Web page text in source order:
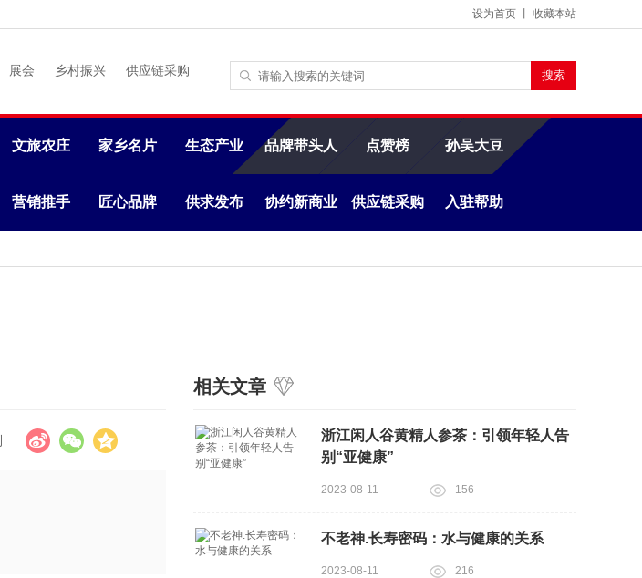
设为首页 收藏本站
展会 乡村振兴 供应链采购
文旅农庄 家乡名片 生态产业 品牌带头人 点赞榜 孙吴大豆
营销推手 匠心品牌 供求发布 协约新商业 供应链采购 入驻帮助
相关文章
浙江闲人谷黄精人参茶：引领年轻人告
别“亚健康”
2023-08-11 156
不老神.长寿密码：水与健康的关系
2023-08-11 216